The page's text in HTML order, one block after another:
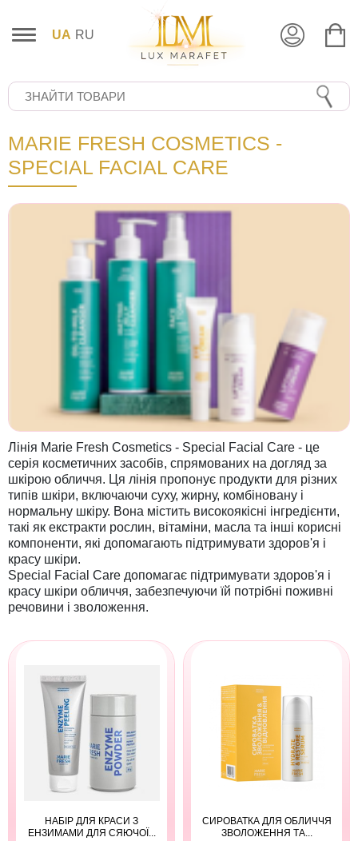
UA RU
MARIE FRESH COSMETICS -
SPECIAL FACIAL CARE
Лінія Marie Fresh Cosmetics - Special Facial Care - це
серія косметичних засобів, спрямованих на догляд за
шкірою обличчя. Ця лінія пропонує продукти для різних
типів шкіри, включаючи суху, жирну, комбіновану і
нормальну шкіру. Вона містить високоякісні інгредієнти,
такі як екстракти рослин, вітаміни, масла та інші корисні
компоненти, які допомагають підтримувати здоров'я і
красу шкіри.
Special Facial Care допомагає підтримувати здоров'я і
красу шкіри обличчя, забезпечуючи їй потрібні поживні
речовини і зволоження.
НАБІР ДЛЯ КРАСИ З
ЕНЗИМАМИ ДЛЯ СЯЮЧОЇ...
СИРОВАТКА ДЛЯ ОБЛИЧЧЯ
ЗВОЛОЖЕННЯ ТА...